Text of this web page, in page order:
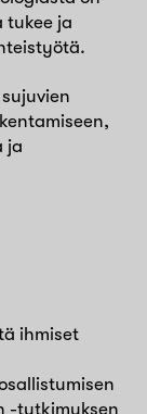
tukee ja
ja
ihmiset
-tutkimuksen